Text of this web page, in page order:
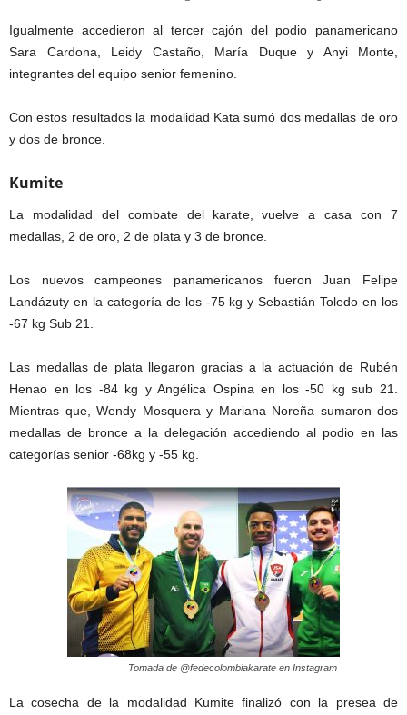
Igualmente accedieron al tercer cajón del podio panamericano
Sara Cardona, Leidy Castaño, María Duque y Anyi Monte,
integrantes del equipo senior femenino.
Con estos resultados la modalidad Kata sumó dos medallas de oro
y dos de bronce.
Kumite
La modalidad del combate del karate, vuelve a casa con 7
medallas, 2 de oro, 2 de plata y 3 de bronce.
Los nuevos campeones panamericanos fueron Juan Felipe
Landázuty en la categoría de los -75 kg y Sebastián Toledo en los
-67 kg Sub 21.
Las medallas de plata llegaron gracias a la actuación de Rubén
Henao en los -84 kg y Angélica Ospina en los -50 kg sub 21.
Mientras que, Wendy Mosquera y Mariana Noreña sumaron dos
medallas de bronce a la delegación accediendo al podio en las
categorías senior -68kg y -55 kg.
Tomada de @fedecolombiakarate en Instagram
La cosecha de la modalidad Kumite finalizó con la presea de